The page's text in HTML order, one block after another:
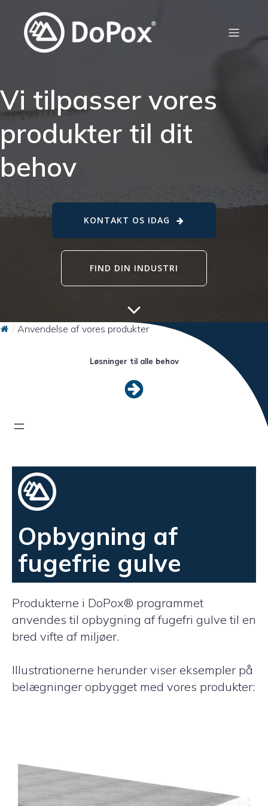
Vi tilpasser vores
produkter til dit
behov
KONTAKT OS IDAG
FIND DIN INDUSTRI
Anvendelse af vores produkter
Løsninger til alle behov
Opbygning af
fugefrie gulve
Produkterne i DoPox® programmet
anvendes til opbygning af fugefri gulve til en
bred vifte af miljøer.
Illustrationerne herunder viser eksempler på
belægninger opbygget med vores produkter: